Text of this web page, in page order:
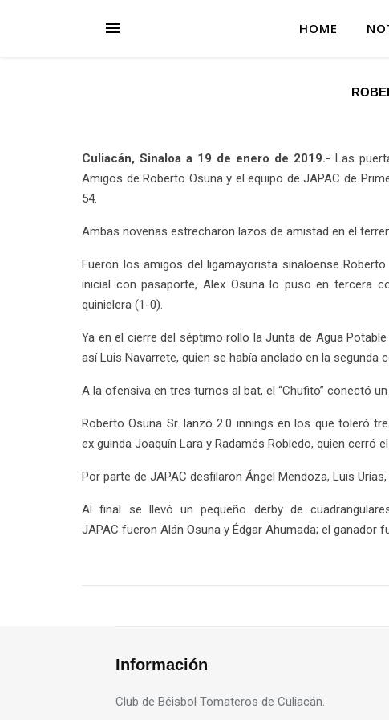
HOME
Culiacán, Sinaloa a 19 de enero de 201 9.- Las
Amigos de Roberto Osuna y el equipo de JAPAC de
54.
Ambas novenas estrecharon lazos de amistad en el
Fueron los amigos del ligamayorista sinaloense
inicial con pasaporte, Alex Osuna lo puso en tercera
quinielera (1-0).
Ya en el cierre del séptimo rollo la Junta de Agua
así Luis Navarrete, quien se había anclado en la segunda
A la ofensiva en tres turnos al bat, el “Chufito” conectó
Roberto Osuna Sr. lanzó 2.0 innings en los que toleró
ex guinda Joaquín Lara y Radamés Robledo, quien cerró
Por parte de JAPAC desfilaron Ángel Mendoza, Luis
Al final se llevó un pequeño derby de
JAPAC fueron Alán Osuna y Édgar Ahumada; el
Información
Club de Béisbol Tomateros de Culiacán.